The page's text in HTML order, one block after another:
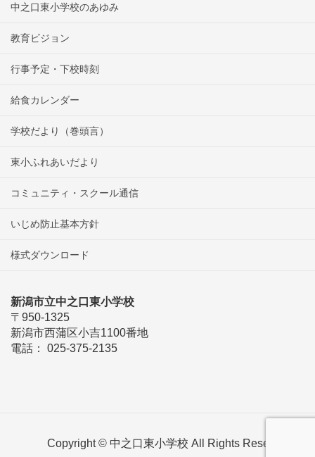
中之口東小学校のあゆみ
教育ビジョン
行事予定・下校時刻
給食カレンダー
学校だより（巻頭言）
東小ふれあいだより
コミュニティ・スクール通信
いじめ防止基本方針
様式ダウンロード
新潟市立中之口東小学校
〒950-1325
新潟市西蒲区小吉1100番地
電話： 025-375-2135
Copyright © 中之口東小学校 All Rights Reserved.